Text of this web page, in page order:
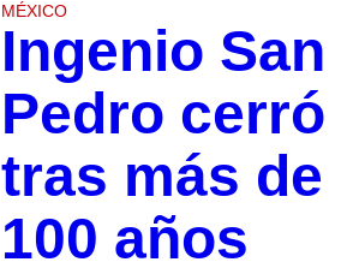
MÉXICO
Ingenio San
Pedro cerró
tras más de
100 años